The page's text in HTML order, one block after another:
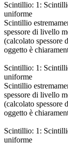
Scintillio: 1:
uniforme
Scintillio
spessore di livello
(calcolato spessore
oggetto è
Scintillio: 1:
uniforme
Scintillio
spessore di livello
(calcolato spessore
oggetto è
Scintillio: 1:
uniforme